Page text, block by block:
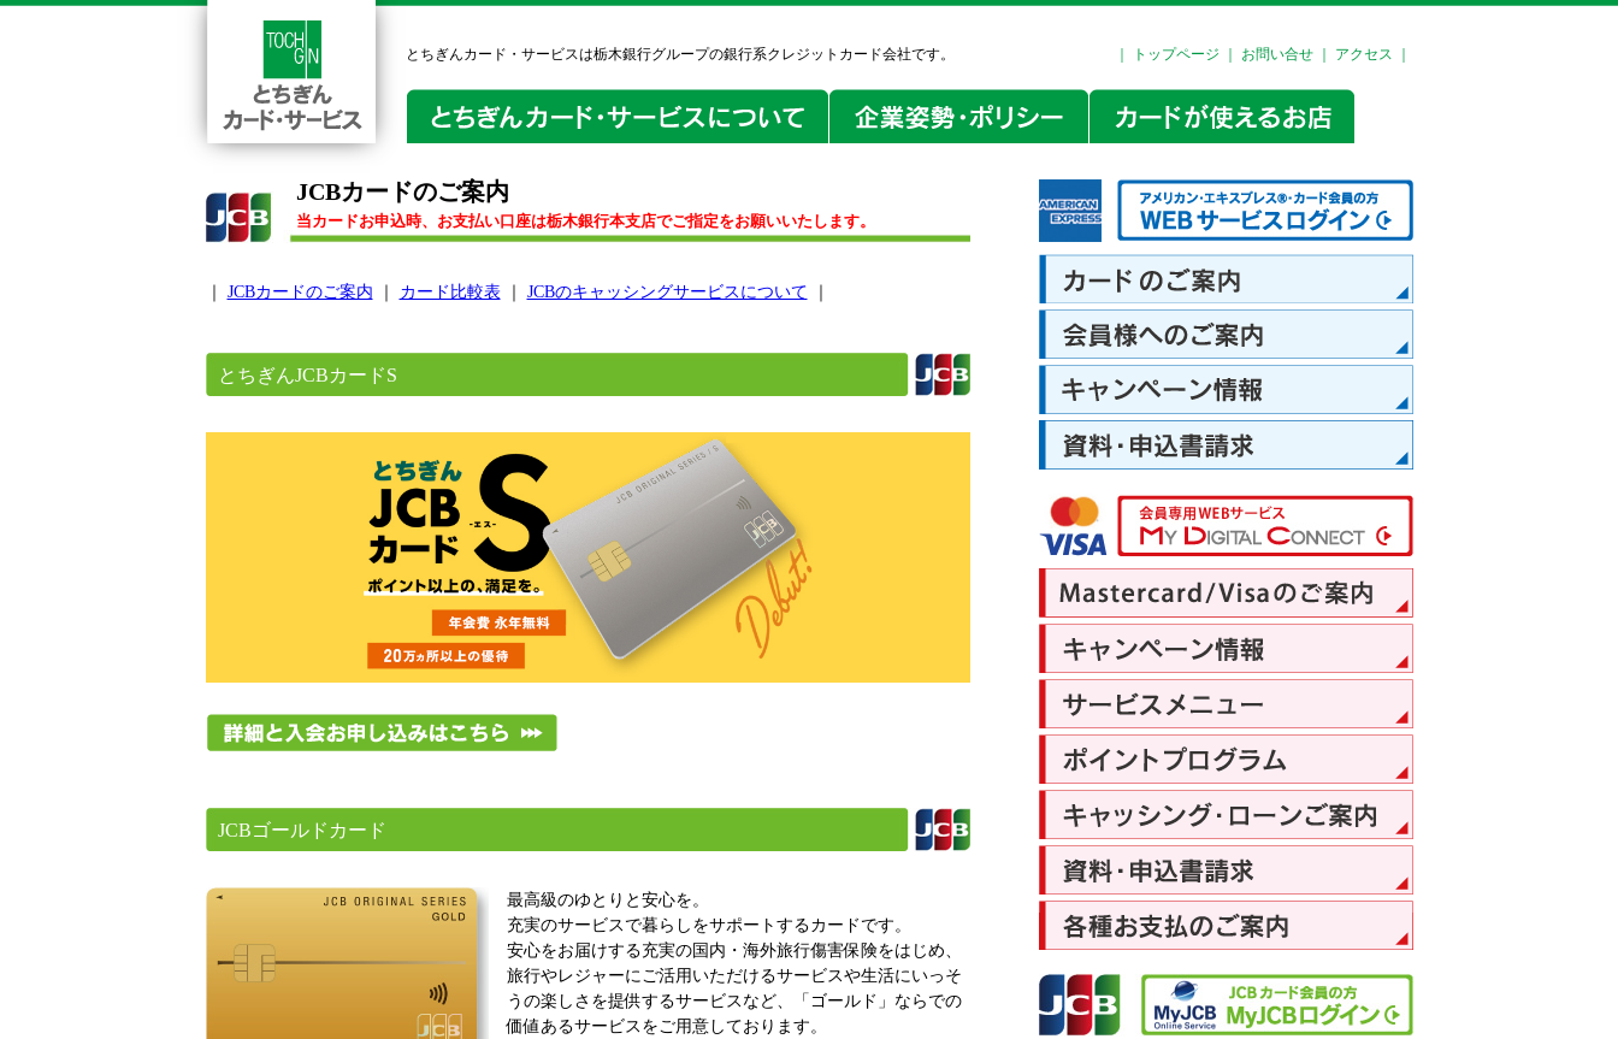
とちぎんカード・サービスは栃木銀行グループの銀行系クレジットカード会社です。 トップページ お問い合せ アクセス
JCBカードのご案内
当カードお申込時、お支払い口座は栃木銀行本支店でご指定をお願いいたします。
JCBカードのご案内 カード比較表｜ JCBのキャッシングサービスについて
とちぎんJCBカードS
JCBゴールドカード
最高級のゆとりと安心を。
充実のサービスで暮らしをサポートするカードです。
安心をお届けする充実の国内・海外旅行傷害保険をはじめ、
旅行やレジャーにご活用いただけるサービスや生活にいっそ
うの楽しさを提供するサービスなど、「ゴールド」ならでの
価値あるサービスをご用意しております。